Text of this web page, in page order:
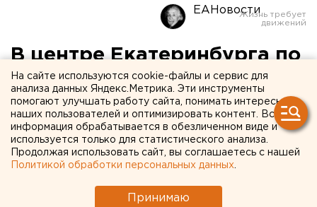
ЕАНовости
В центре Екатеринбурга по
заказу чиновников снесли
историческую ограду
На сайте используются cookie-файлы и сервис для
анализа данных Яндекс.Метрика. Эти инструменты
помогают улучшать работу сайта, понимать интересы
наших пользователей и оптимизировать контент. Вся
информация обрабатывается в обезличенном виде и
используется только для статистического анализа.
Продолжая использовать сайт, вы соглашаетесь с нашей
Политикой обработки персональных данных
Принимаю